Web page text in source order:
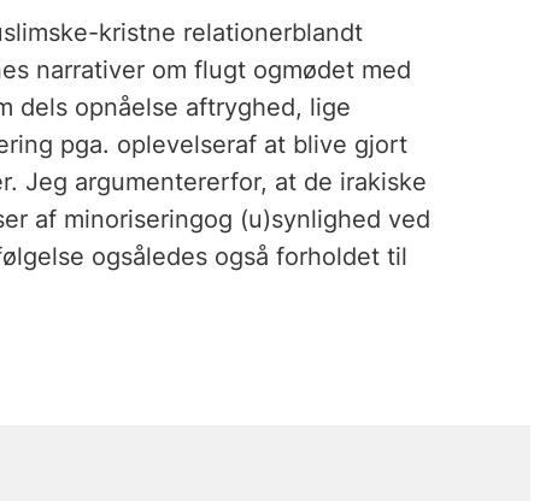
kristne relationerblandt
narrativer om flugt ogmødet med
dels opnåelse aftryghed, lige
pga. oplevelseraf at blive gjort
Jeg argumentererfor, at de irakiske
af minoriseringog (u)synlighed ved
ogsåledes også forholdet til